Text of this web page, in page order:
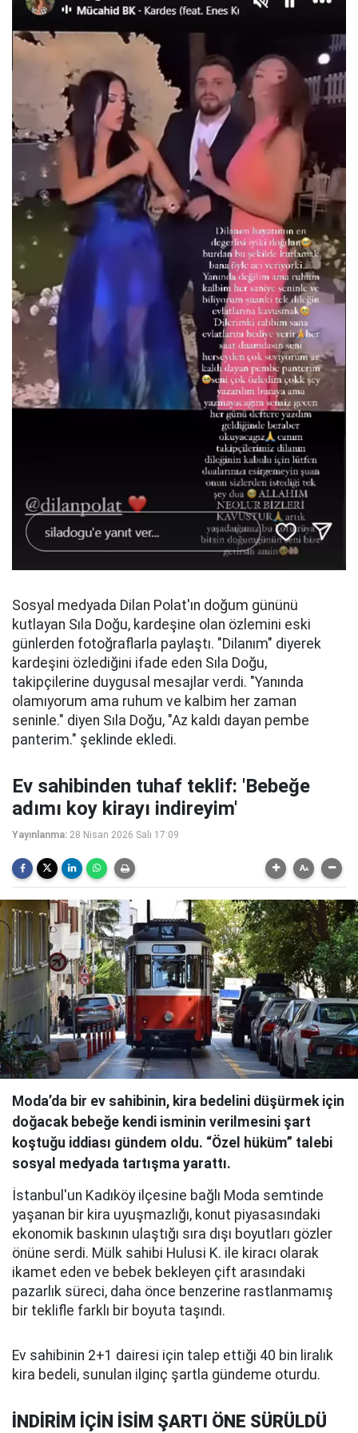
Sosyal medyada Dilan Polat'ın doğum gününü
kutlayan Sıla Doğu, kardeşine olan özlemini eski
günlerden fotoğraflarla paylaştı. "Dilanım" diyerek
kardeşini özlediğini ifade eden Sıla Doğu,
takipçilerine duygusal mesajlar verdi. "Yanında
olamıyorum ama ruhum ve kalbim her zaman
seninle." diyen Sıla Doğu, "Az kaldı dayan pembe
panterim." şeklinde ekledi.
Ev sahibinden tuhaf teklif: 'Bebeğe
adımı koy kirayı indireyim'
Yayınlanma: 28 Nisan 2026 Salı 17:09
Moda’da bir ev sahibinin, kira bedelini düşürmek için
doğacak bebeğe kendi isminin verilmesini şart
koştuğu iddiası gündem oldu. “Özel hüküm” talebi
sosyal medyada tartışma yarattı.
İstanbul'un Kadıköy ilçesine bağlı Moda semtinde
yaşanan bir kira uyuşmazlığı, konut piyasasındaki
ekonomik baskının ulaştığı sıra dışı boyutları gözler
önüne serdi. Mülk sahibi Hulusi K. ile kiracı olarak
ikamet eden ve bebek bekleyen çift arasındaki
pazarlık süreci, daha önce benzerine rastlanmamış
bir teklifle farklı bir boyuta taşındı.
Ev sahibinin 2+1 dairesi için talep ettiği 40 bin liralık
kira bedeli, sunulan ilginç şartla gündeme oturdu.
İNDİRİM İÇİN İSİM ŞARTI ÖNE SÜRÜLDÜ